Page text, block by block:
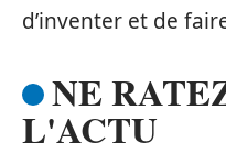
d’inventer et de
NE
L'ACTU